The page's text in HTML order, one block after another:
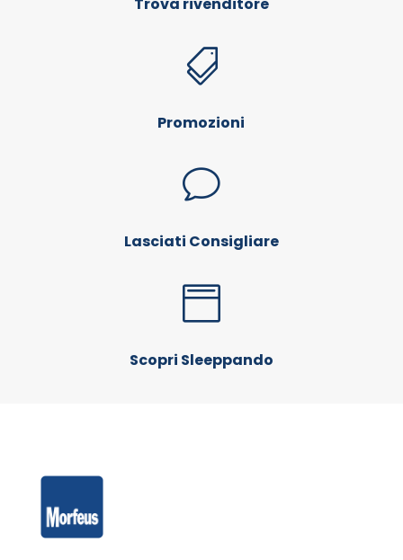

Promozioni
v
Lasciati Consigliare

Scopri Sleeppando